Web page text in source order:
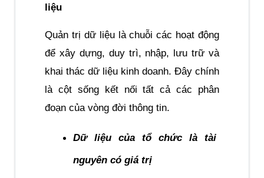
liệu
Quản trị dữ liệu là chuỗi các hoạt động
để xây dựng, duy trì, nhập, lưu trữ và
khai thác dữ liệu kinh doanh. Đây chính
là cột sống kết nối tất cả các phân
đoạn của vòng đời thông tin.
Dữ liệu của tổ chức là tài
nguyên có giá trị